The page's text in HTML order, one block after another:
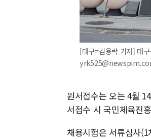
[대구=김용락 기자] 대
원서접수는 오는 4월
서접수 시 국민체육진
채용시험은 서류심사